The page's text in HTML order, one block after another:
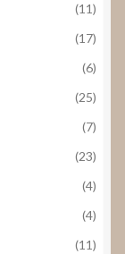
(11)
(17)
(6)
(25)
(7)
(23)
(4)
(4)
(11)